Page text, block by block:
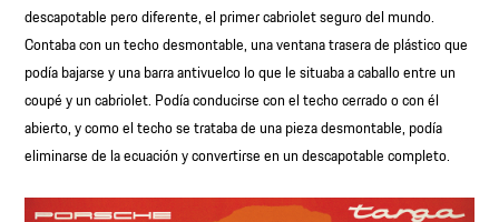
descapotable pero diferente, el primer cabriolet seguro del mundo.
Contaba con un techo desmontable, una ventana trasera de plástico que
podía bajarse y una barra antivuelco lo que le situaba a caballo entre un
coupé y un cabriolet. Podía conducirse con el techo cerrado o con él
abierto, y como el techo se trataba de una pieza desmontable, podía
eliminarse de la ecuación y convertirse en un descapotable completo.